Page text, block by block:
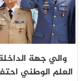
والي جهة
العلم الوطني احتفاءً بالذكرى